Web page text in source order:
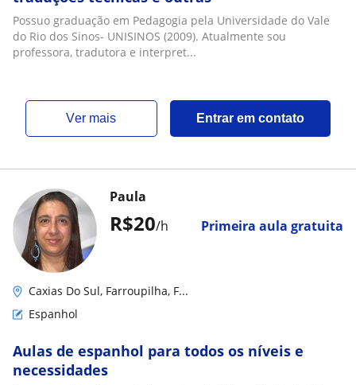
Possuo graduação em Pedagogia pela Universidade do Vale
do Rio dos Sinos- UNISINOS (2009). Atualmente sou
professora, tradutora e interpret...
ver mais Entrar em contato
R$20/h Primeira aula gratuita
Paula
Caxias Do Sul, Farroupilha, F...
Espanhol
Aulas de espanhol para todos os níveis e
necessidades